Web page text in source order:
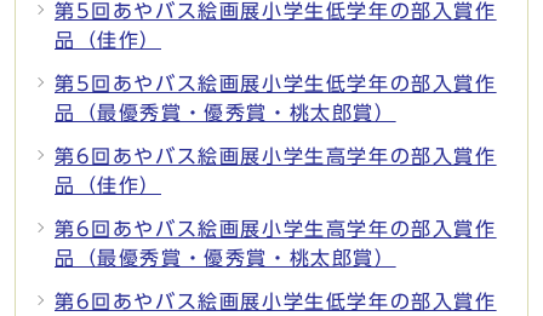
第5回あやバス絵画展小学生低学年の部入賞作
品（佳作）
第5回あやバス絵画展小学生低学年の部入賞作
品（最優秀賞・優秀賞・桃太郎賞）
第6回あやバス絵画展小学生高学年の部入賞作
品（佳作）
第6回あやバス絵画展小学生高学年の部入賞作
品（最優秀賞・優秀賞・桃太郎賞）
第6回あやバス絵画展小学生低学年の部入賞作